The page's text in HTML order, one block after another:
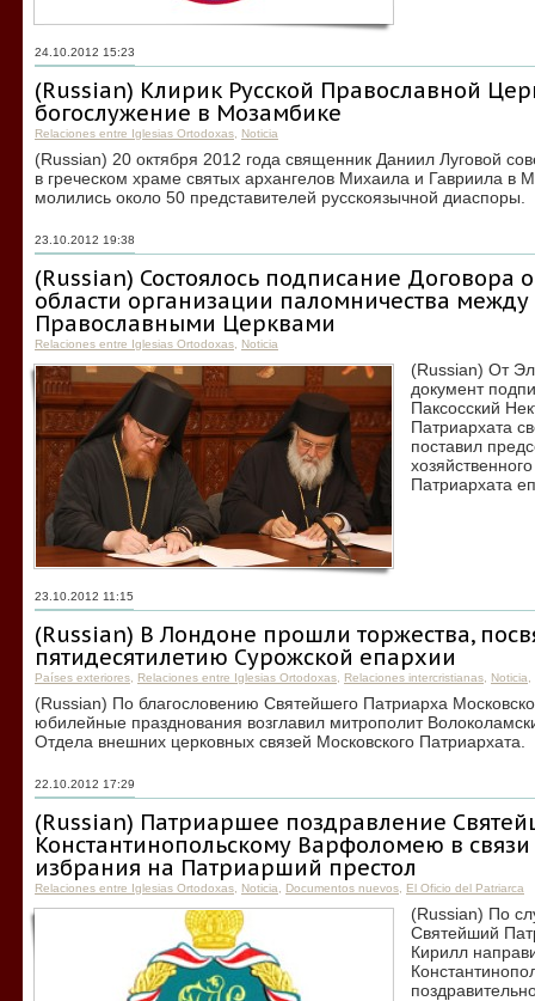
24.10.2012 15:23
(Russian) Клирик Русской Православной
богослужение в Мозамбике
Relaciones entre Iglesias Ortodoxas Noticia
(Russian) 20 октября 2012 года священник Даниил Луговой
в греческом храме святых архангелов Михаила и Гавриила в
молились около 50 представителей русскоязычной диаспоры.
23.10.2012 19:38
(Russian) Состоялось подписание Договора
области организации паломничества между
Православными Церквами
Relaciones entre Iglesias Ortodoxas Noticia
(Russian) От
документ
Паксосский
Патриархата
поставил
Патриархата
23.10.2012 11:15
(Russian) В Лондоне прошли торжества,
пятидесятилетию Сурожской епархии
Países exteriores Relaciones entre Iglesias Ortodoxas Relaciones intercristianas Noticia
(Russian) По благословению Святейшего Патриарха
юбилейные празднования возглавил митрополит
Отдела внешних церковных связей Московского Патриархата.
22.10.2012 17:29
(Russian) Патриаршее поздравление
Константинопольскому Варфоломею в
избрания на Патриарший престол
Relaciones entre Iglesias Ortodoxas Noticia Documentos nuevos El Oficio del Patriarca
(Russian) По
Святейший
Кирилл